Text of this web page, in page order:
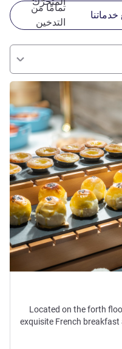
تمامًا من
التدخين
Located on the forth
exquisite French